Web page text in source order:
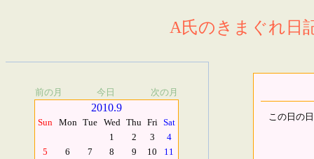
A氏のきまぐれ日
前の月 今日 次の月
2010.9
Sun Mon Tue Wed Thu Fri Sat
1
2 3
4
5
6 7 8 9 10
11
この日の